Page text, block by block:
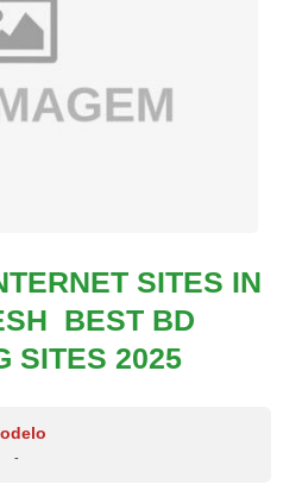
SITES IN
BEST BD
SITES 2025
-